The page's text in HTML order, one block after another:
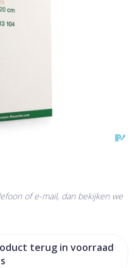
terug in voorraad
of e-mail, dan bekijken we